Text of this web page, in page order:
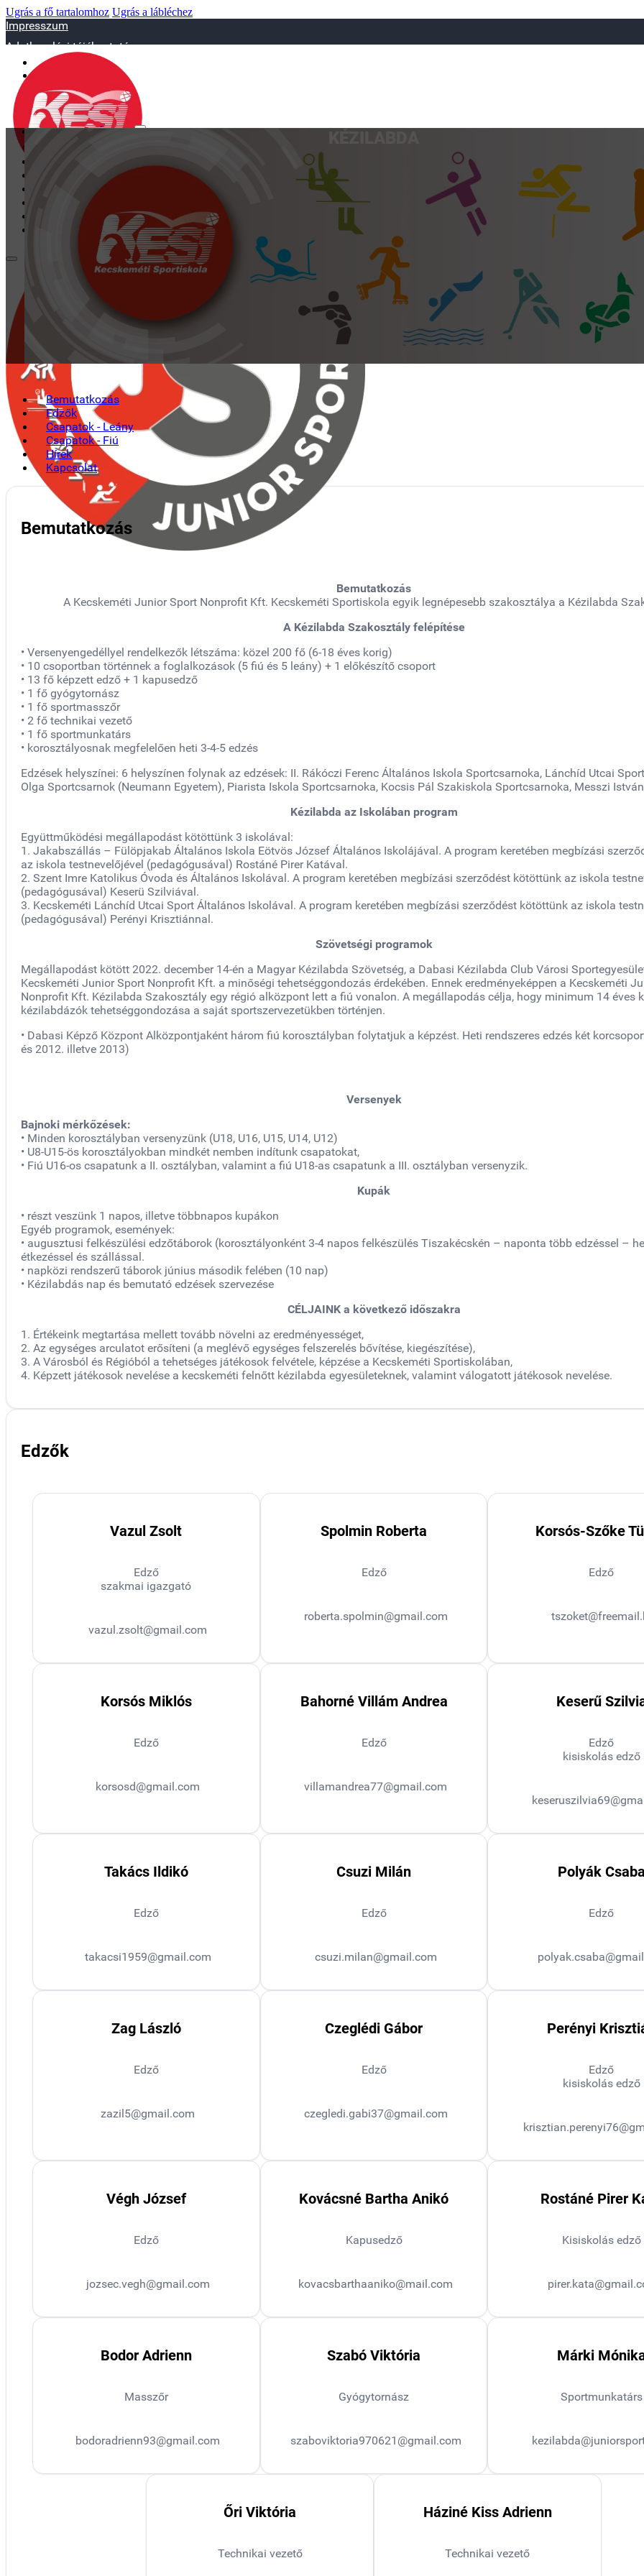
Ugrás a fő tartalomhoz Ugrás a lábléchez
Impresszum
Adatkezelési tájékoztató
sportiskola@juniorsportkft.hu
SZAKOSZTÁLYOK
KAPCSOLAT
Bemutatkozás
Edzők
Csapatok - Leány
Csapatok - Fiú
Hírek
Kapcsolat
Bemutatkozás
Bemutatkozás
A Kecskeméti Junior Sport Nonprofit Kft. Kecskeméti Sportiskola egyik legnépesebb szakosztálya a Kézilabda
A Kézilabda Szakosztály felépítése
• Versenyengedéllyel rendelkezők létszáma: közel 200 fő (6-18 éves korig)
• 10 csoportban történnek a foglalkozások (5 fiú és 5 leány) + 1 előkészítő csoport
• 13 fő képzett edző + 1 kapusedző
• 1 fő gyógytornász
• 1 fő sportmasszőr
• 2 fő technikai vezető
• 1 fő sportmunkatárs
• korosztályosnak megfelelően heti 3-4-5 edzés
Edzések helyszínei: 6 helyszínen folynak az edzések: II. Rákóczi Ferenc Általános Iskola Sportcsarnoka, Lánchíd Utcai
Olga Sportcsarnok (Neumann Egyetem), Piarista Iskola Sportcsarnoka, Kocsis Pál Szakiskola Sportcsarnoka, Messzi
Kézilabda az Iskolában program
Együttműködési megállapodást kötöttünk 3 iskolával:
1. Jakabszállás – Fülöpjakab Általános Iskola Eötvös József Általános Iskolájával. A program keretében megbízási
az iskola testnevelőjével (pedagógusával) Rostáné Pirer Katával.
2. Szent Imre Katolikus Óvoda és Általános Iskolával. A program keretében megbízási szerződést kötöttünk az iskola
(pedagógusával) Keserü Szilviával.
3. Kecskeméti Lánchíd Utcai Sport Általános Iskolával. A program keretében megbízási szerződést kötöttünk az iskola
(pedagógusával) Perényi Krisztiánnal.
Szövetségi programok
Megállapodást kötött 2022. december 14-én a Magyar Kézilabda Szövetség, a Dabasi Kézilabda Club Városi
Kecskeméti Junior Sport Nonprofit Kft. a minőségi tehetséggondozás érdekében. Ennek eredményeképpen a Kecskeméti
Nonprofit Kft. Kézilabda Szakosztály egy régió alközpont lett a fiú vonalon. A megállapodás célja, hogy minimum 14 éves
kézilabdázók tehetséggondozása a saját sportszervezetükben történjen.
• Dabasi Képző Központ Alközpontjaként három fiú korosztályban folytatjuk a képzést. Heti rendszeres edzés két
és 2012. illetve 2013)
Versenyek
Bajnoki mérkőzések:
• Minden korosztályban versenyzünk (U18, U16, U15, U14, U12)
• U8-U15-ös korosztályokban mindkét nemben indítunk csapatokat,
• Fiú U16-os csapatunk a II. osztályban, valamint a fiú U18-as csapatunk a III. osztályban versenyzik.
Kupák
• részt veszünk 1 napos, illetve többnapos kupákon
Egyéb programok, események:
• augusztusi felkészülési edzőtáborok (korosztályonként 3-4 napos felkészülés Tiszakécskén – naponta több edzéssel –
étkezéssel és szállással.
• napközi rendszerű táborok június második felében (10 nap)
• Kézilabdás nap és bemutató edzések szervezése
CÉLJAINK a következő időszakra
1. Értékeink megtartása mellett tovább növelni az eredményességet,
2. Az egységes arculatot erősíteni (a meglévő egységes felszerelés bővítése, kiegészítése),
3. A Városból és Régióból a tehetséges játékosok felvétele, képzése a Kecskeméti Sportiskolában,
4. Képzett játékosok nevelése a kecskeméti felnőtt kézilabda egyesületeknek, valamint válogatott játékosok nevelése.
Edzők
Vazul Zsolt
Edző
szakmai igazgató
vazul.zsolt@gmail.com
Spolmin Roberta
Edző
roberta.spolmin@gmail.com
Korsós-Szőke
Edző
Korsós Miklós
Edző
korsosd@gmail.com
Bahorné Villám Andrea
Edző
villamandrea77@gmail.com
Keserű
Edző
kisiskolás edző
Takács Ildikó
Edző
takacsi1959@gmail.com
Csuzi Milán
Edző
csuzi.milan@gmail.com
Polyák
Edző
Zag László
Edző
zazil5@gmail.com
Czeglédi Gábor
Edző
czegledi.gabi37@gmail.com
Perényi
Edző
kisiskolás edző
Végh József
Edző
jozsec.vegh@gmail.com
Kovácsné Bartha Anikó
Kapusedző
kovacsbarthaaniko@mail.com
Rostáné Pirer
Kisiskolás edző
Bodor Adrienn
Masszőr
bodoradrienn93@gmail.com
Szabó Viktória
Gyógytornász
szaboviktoria970621@gmail.com
Márki
Sportmunkatárs
Őri Viktória
Technikai vezető
Háziné Kiss Adrienn
Technikai vezető